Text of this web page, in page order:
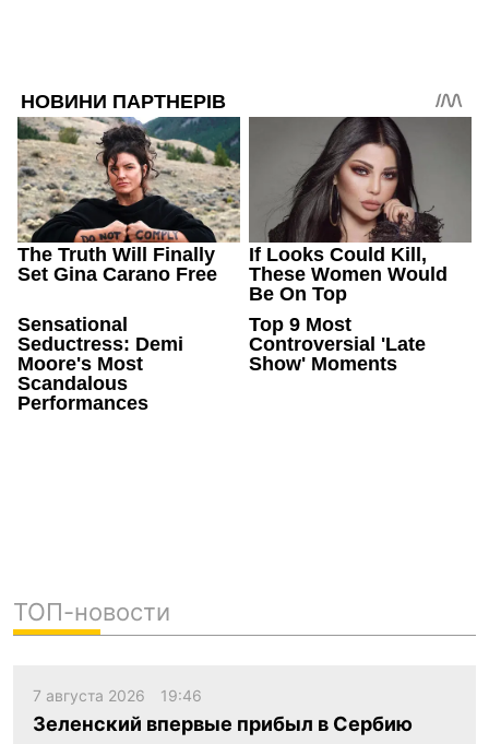
ТОП-новости
7 августа 2026 19:46
Зеленский впервые прибыл в Сербию